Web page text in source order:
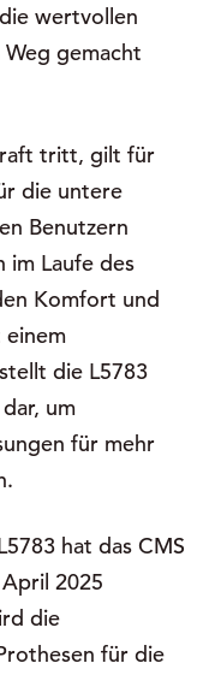
wertvollen
gemacht
tritt, gilt für
die untere
Benutzern
im Laufe des
Komfort und
einem
die L5783
um
für mehr
hat das CMS
2025
die
für die